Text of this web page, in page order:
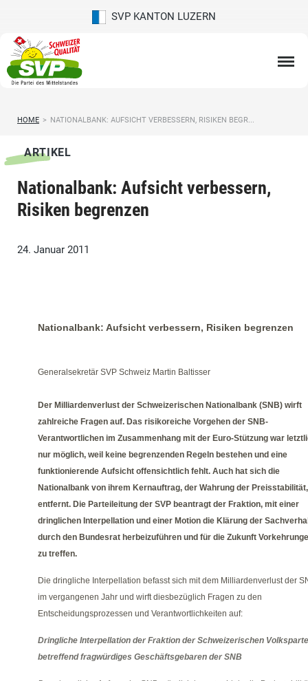
SVP KANTON LUZERN
HOME > NATIONALBANK: AUFSICHT VERBESSERN, RISIKEN BEGR...
ARTIKEL
Nationalbank: Aufsicht verbessern,
Risiken begrenzen
24. Januar 2011
Nationalbank: Aufsicht verbessern, Risiken begrenzen
Generalsekretär SVP Schweiz Martin Baltisser
Der Milliardenverlust der Schweizerischen Nationalbank (SNB) wirft
zahlreiche Fragen auf. Das risikoreiche Vorgehen der SNB-
Verantwortlichen im Zusammenhang mit der Euro-Stützung war
nur möglich, weil keine begrenzenden Regeln bestehen und eine
funktionierende Aufsicht offensichtlich fehlt. Auch hat sich die
Nationalbank von ihrem Kernauftrag, der Wahrung der Preisstabilität,
entfernt. Die Parteileitung der SVP beantragt der Fraktion, mit einer
dringlichen Interpellation und einer Motion die Klärung der
durch den Bundesrat herbeizuführen und für die Zukunft
zu treffen.
Die dringliche Interpellation befasst sich mit dem Milliardenverlust der
im vergangenen Jahr und wirft diesbezüglich Fragen zu den
Entscheidungsprozessen und Verantwortlichkeiten auf:
Dringliche Interpellation der Fraktion der Schweizerischen
betreffend fragwürdiges Geschäftsgebaren der SNB